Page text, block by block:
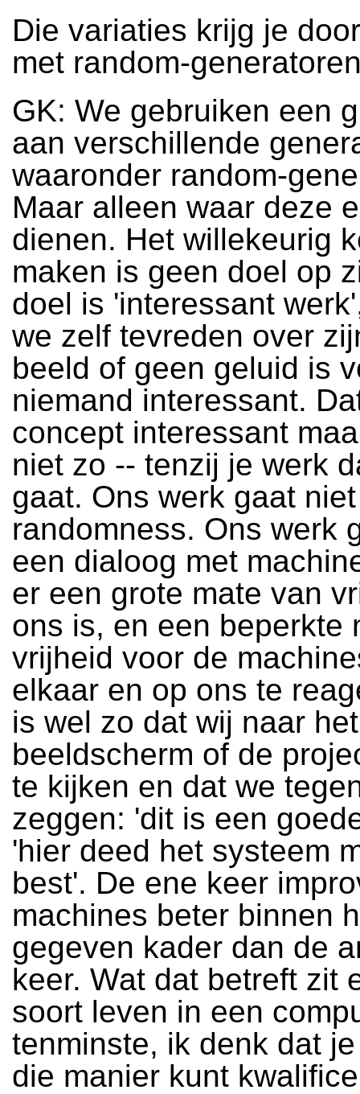
Die variaties krijg je
met random-
GK: We gebruiken een
aan verschillende
waaronder random-
Maar alleen waar deze
dienen. Het willekeurig
maken is geen doel op
doel is 'interessant
we zelf tevreden over
beeld of geen geluid is
niemand interessant.
concept interessant
niet zo -- tenzij je werk
gaat. Ons werk gaat
randomness. Ons werk
een dialoog met
er een grote mate van
ons is, en een beperkte
vrijheid voor de
elkaar en op ons te
is wel zo dat wij naar het
beeldscherm of de
te kijken en dat we
zeggen: 'dit is een
'hier deed het systeem
best'. De ene keer
machines beter binnen
gegeven kader dan de
keer. Wat dat betreft zit
soort leven in een
tenminste, ik denk dat
die manier kunt